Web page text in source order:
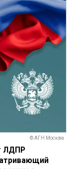
© АГН Москва
ЛДПР